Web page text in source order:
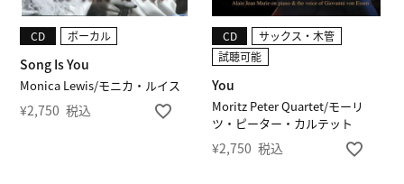
Monica Lewis/モニカ・ルイス
Song Is You
CD ボーカル
¥2,750 税込
Moritz Peter Quartet/モーリ
ツ・ピーター・カルテット
You
CD
サックス・木管
試聴可能
¥2,750 税込